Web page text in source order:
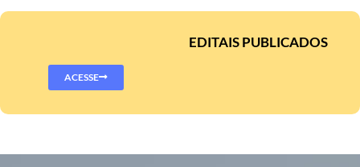
EDITAIS PUBLICADOS
ACESSE